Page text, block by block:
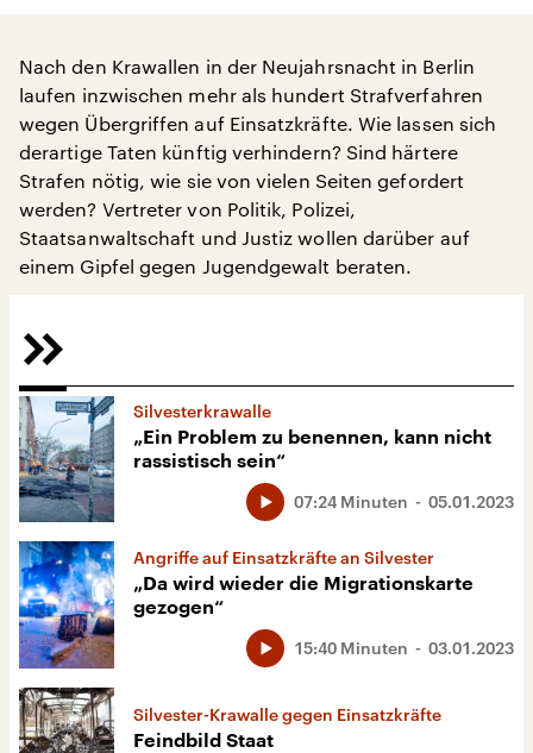
Nach den Krawallen in der Neujahrsnacht in Berlin
laufen inzwischen mehr als hundert Strafverfahren
wegen Übergriffen auf Einsatzkräfte. Wie lassen sich
derartige Taten künftig verhindern? Sind härtere
Strafen nötig, wie sie von vielen Seiten gefordert
werden? Vertreter von Politik, Polizei,
Staatsanwaltschaft und Justiz wollen darüber auf
einem Gipfel gegen Jugendgewalt beraten.
Silvesterkrawalle
„Ein Problem zu benennen, kann nicht
rassistisch sein“
05.01.2023
07:24 Minuten
Angriffe auf Einsatzkräfte an Silvester
„Da wird wieder die Migrationskarte
gezogen“
03.01.2023
15:40 Minuten
Silvester-Krawalle gegen Einsatzkräfte
Feindbild Staat